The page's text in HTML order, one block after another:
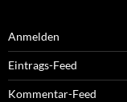
Anmelden
Eintrags-Feed
Kommentar-Feed